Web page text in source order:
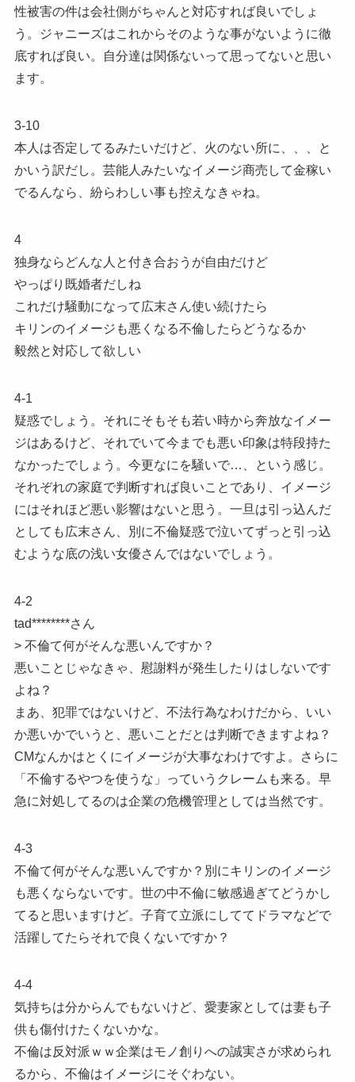
性被害の件は会社側がちゃんと対応すれば良いでしょ
う。ジャニーズはこれからそのような事がないように徹
底すれば良い。自分達は関係ないって思ってないと思い
ます。
3-10
本人は否定してるみたいだけど、火のない所に、、、と
かいう訳だし。芸能人みたいなイメージ商売して金稼い
でるんなら、紛らわしい事も控えなきゃね。
4
独身ならどんな人と付き合おうが自由だけど
やっぱり既婚者だしね
これだけ騒動になって広末さん使い続けたら
キリンのイメージも悪くなる不倫したらどうなるか
毅然と対応して欲しい
4-1
疑惑でしょう。それにそもそも若い時から奔放なイメー
ジはあるけど、それでいて今までも悪い印象は特段持た
なかったでしょう。今更なにを騒いで…、という感じ。
それぞれの家庭で判断すれば良いことであり、イメージ
にはそれほど悪い影響はないと思う。一旦は引っ込んだ
としても広末さん、別に不倫疑惑で泣いてずっと引っ込
むような底の浅い女優さんではないでしょう。
4-2
tad********さん
> 不倫て何がそんな悪いんですか？
悪いことじゃなきゃ、慰謝料が発生したりはしないです
よね？
まあ、犯罪ではないけど、不法行為なわけだから、いい
か悪いかでいうと、悪いことだとは判断できますよね？
CMなんかはとくにイメージが大事なわけですよ。さらに
「不倫するやつを使うな」っていうクレームも来る。早
急に対処してるのは企業の危機管理としては当然です。
4-3
不倫て何がそんな悪いんですか？別にキリンのイメージ
も悪くならないです。世の中不倫に敏感過ぎてどうかし
てると思いますけど。子育て立派にしててドラマなどで
活躍してたらそれで良くないですか？
4-4
気持ちは分からんでもないけど、愛妻家としては妻も子
供も傷付けたくないかな。
不倫は反対派ｗｗ企業はモノ創りへの誠実さが求められ
るから、不倫はイメージにそぐわない。